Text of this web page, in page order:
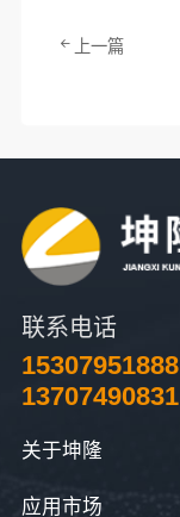
上一篇
联系电话
15307951888
13707490831
关于坤隆
应用市场